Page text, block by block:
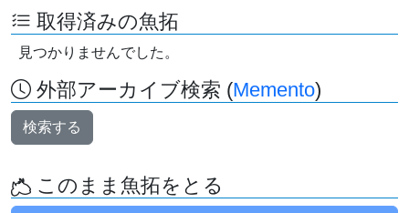
取得済みの魚拓
見つかりませんでした。
外部アーカイブ検索 (Memento)
検索する
このまま魚拓をとる